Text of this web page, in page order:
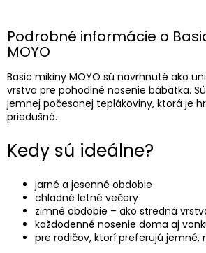
Podrobné informácie o
MOYO
Basic mikiny MOYO sú navrhnuté ako
vrstva pre pohodlné nosenie bábätka.
jemnej počesanej teplákoviny, ktorá je
priedušná.
Kedy sú ideálne?
jarné a jesenné obdobie
chladné letné večery
zimné obdobie – ako stredná
každodenné nosenie doma aj
pre rodičov, ktorí preferujú jemné,